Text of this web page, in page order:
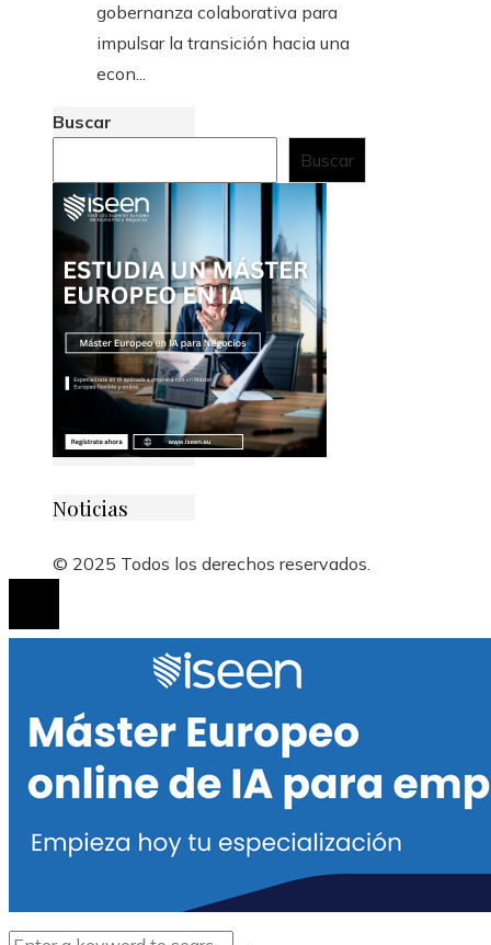
gobernanza colaborativa para
impulsar la transición hacia una
econ...
Buscar
Buscar
Noticias
© 2025 Todos los derechos reservados.